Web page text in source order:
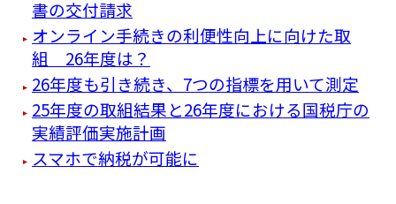
書の交付請求
オンライン手続きの利便性向上に向けた取
組 26年度は？
26年度も引き続き、7つの指標を用いて測定
25年度の取組結果と26年度における国税庁の
実績評価実施計画
スマホで納税が可能に